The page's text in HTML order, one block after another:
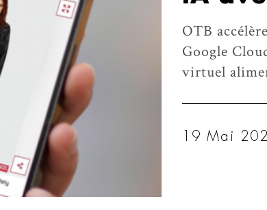
OTB
Google
virtuel
19 Mai